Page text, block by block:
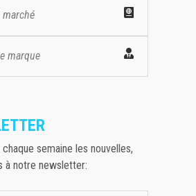
marque
semaine les nouvelles,
à notre newsletter: